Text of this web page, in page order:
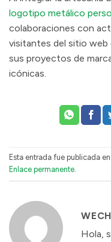
logotipo metálico
colaboraciones con
visitantes del sitio web
sus proyectos de
icónicas.
Esta entrada fue publicada en
Enlace permanente.
Hola,